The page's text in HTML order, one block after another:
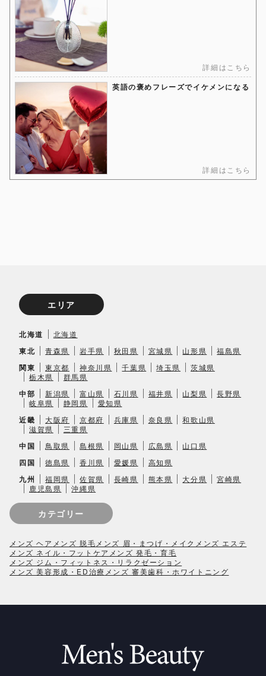
詳細はこちら
英語の褒めフレーズでイケメンになる
詳細はこちら
エリア
北海道 北海道
東北 青森県 岩手県 秋田県 宮城県 山形県 福島県
関東 東京都 神奈川県 千葉県 埼玉県
茨城県
栃木県
群馬県
中部 新潟県 富山県 石川県 福井県 山梨県
長野県
岐阜県
静岡県 愛知県
近畿 大阪府 京都府 兵庫県 奈良県
和歌山県
滋賀県
三重県
中国 鳥取県 島根県 岡山県 広島県 山口県
四国 徳島県 香川県 愛媛県 高知県
九州 福岡県 佐賀県 長崎県 熊本県 大分県
宮崎県
鹿児島県
沖縄県
カテゴリー
メンズ ヘア メンズ 脱毛 メンズ 眉・まつげ・メイク メンズ エステ
メンズ ネイル・フットケア メンズ 発毛・育毛
メンズ ジム・フィットネス・リラクゼーション
メンズ 美容形成・ED治療 メンズ 審美歯科・ホワイトニング